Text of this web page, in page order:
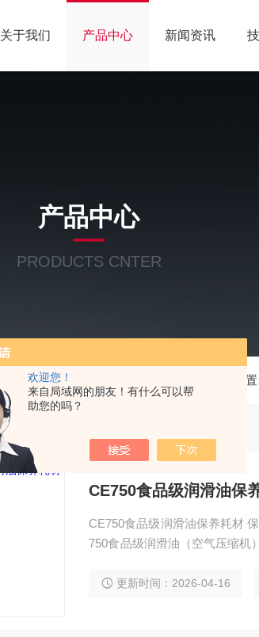
欢迎您！
来自局域网的朋友！有什么可以帮
助您的吗？
关于我们 产品中心 新闻资讯
产品中心
PRODUCTS CNTER
当前位置
CE750食品级润滑油保
CE750食品级润滑油保养耗材
750食品级润滑油（空气压缩机
机） 供应商：科尔奇中国有限
更新时间：2026-04-16